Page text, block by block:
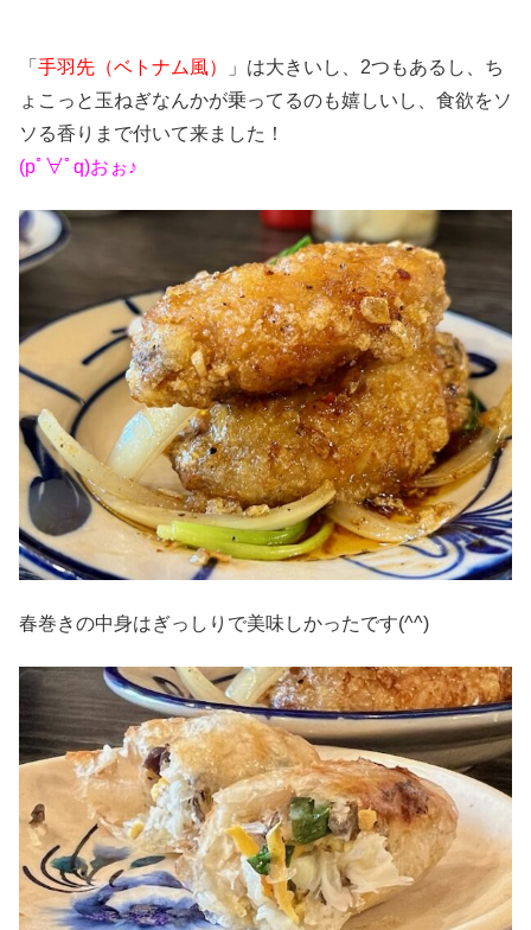
「 手羽先（ベトナム風）
」は大きいし、2つもあるし、ち
ょこっと玉ねぎなんかが乗ってるのも嬉しいし、食欲をソ
ソる香りまで付いて来ました！
(pﾟ∀ﾟq)おぉ♪
春巻きの中身はぎっしりで美味しかったです(^^)